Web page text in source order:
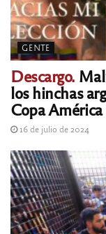
GENTE
Descargo.
los hinchas
Copa América
16 de julio de 2024